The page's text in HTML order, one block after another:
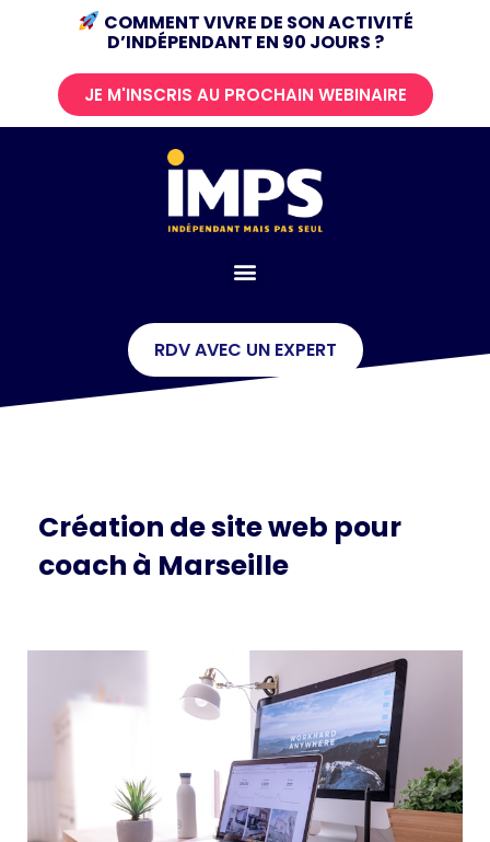
COMMENT VIVRE DE SON ACTIVITÉ
D’INDÉPENDANT EN 90 JOURS ?
JE M'INSCRIS AU PROCHAIN WEBINAIRE
RDV AVEC UN EXPERT
Création de site web pour
coach à Marseille